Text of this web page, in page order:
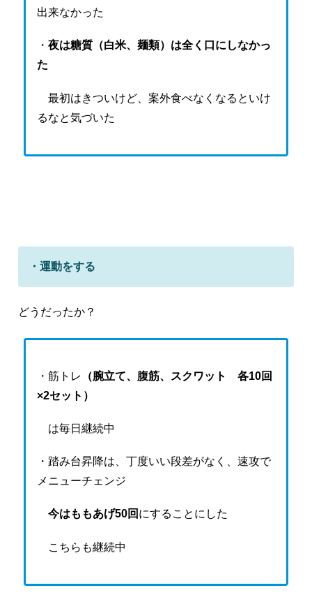
出来なかった
・ 夜は糖質（白米、麺類）は全く口にしなかっ
た
最初はきついけど、案外食べなくなるといけ
るなと気づいた
・運動をする
どうだったか？
・筋トレ
（腕立て、腹筋、スクワット 各10回
×2セット）
は毎日継続中
・踏み台昇降は、丁度いい段差がなく、速攻で
メニューチェンジ
今はももあげ50回 にすることにした
こちらも継続中